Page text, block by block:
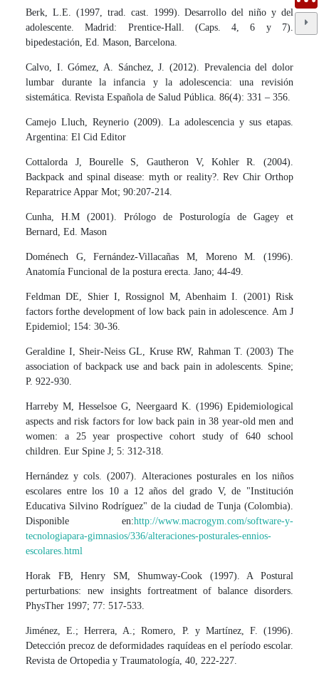
Berk, L.E. (1997, trad. cast. 1999). Desarrollo del niño y del
adolescente. Madrid: Prentice-Hall. (Caps. 4, 6 y 7).
bipedestación, Ed. Mason, Barcelona.
Calvo, I. Gómez, A. Sánchez, J. (2012). Prevalencia del dolor
lumbar durante la infancia y la adolescencia: una revisión
sistemática. Revista Española de Salud Pública. 86(4): 331 – 356.
Camejo Lluch, Reynerio (2009). La adolescencia y sus etapas.
Argentina: El Cid Editor
Cottalorda J, Bourelle S, Gautheron V, Kohler R. (2004).
Backpack and spinal disease: myth or reality?. Rev Chir Orthop
Reparatrice Appar Mot; 90:207-214.
Cunha, H.M (2001). Prólogo de Posturología de Gagey et
Bernard, Ed. Mason
Doménech G, Fernández-Villacañas M, Moreno M. (1996).
Anatomía Funcional de la postura erecta. Jano; 44-49.
Feldman DE, Shier I, Rossignol M, Abenhaim I. (2001) Risk
factors forthe development of low back pain in adolescence. Am J
Epidemiol; 154: 30-36.
Geraldine I, Sheir-Neiss GL, Kruse RW, Rahman T. (2003) The
association of backpack use and back pain in adolescents. Spine;
P. 922-930.
Harreby M, Hesselsoe G, Neergaard K. (1996) Epidemiological
aspects and risk factors for low back pain in 38 year-old men and
women: a 25 year prospective cohort study of 640 school
children. Eur Spine J; 5: 312-318.
Hernández y cols. (2007). Alteraciones posturales en los niños
escolares entre los 10 a 12 años del grado V, de "Institución
Educativa Silvino Rodríguez" de la ciudad de Tunja (Colombia).
Disponible en:http://www.macrogym.com/software-y-
tecnologiapara-gimnasios/336/alteraciones-posturales-ennios-
escolares.html
Horak FB, Henry SM, Shumway-Cook (1997). A Postural
perturbations: new insights fortreatment of balance disorders.
PhysTher 1997; 77: 517-533.
Jiménez, E.; Herrera, A.; Romero, P. y Martínez, F. (1996).
Detección precoz de deformidades raquídeas en el período escolar.
Revista de Ortopedia y Traumatología, 40, 222-227.